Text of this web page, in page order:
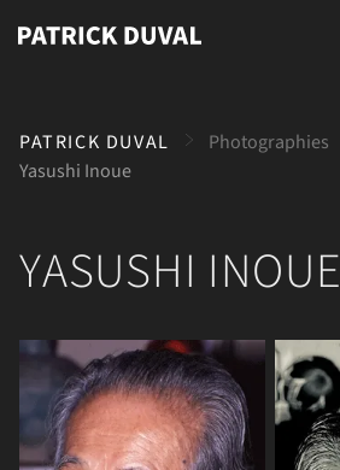
A propos
Peintures
Contact
PATRICK DUVAL Photographies
Yasushi Inoue
YASUSHI INOUE